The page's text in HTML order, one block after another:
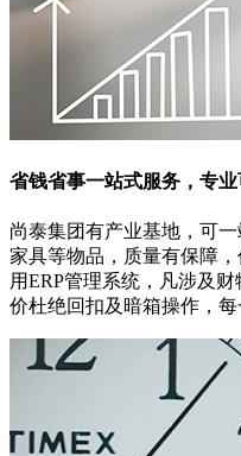
省钱省事一站式服务，专
尚泰集团有产业基地，可
家具等物品，质量有保障
用ERP管理系统，凡涉及
价杜绝回扣及暗箱操作，